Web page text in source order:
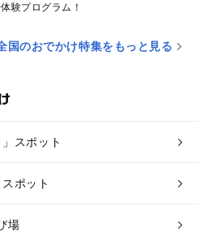
験プログラム！
国のおでかけ特集をもっと見る
スポット
ポット
場